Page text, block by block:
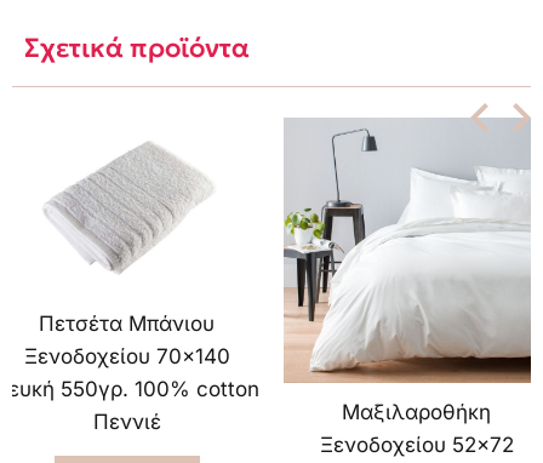
Σχετικά προϊόντα
Πετσέτα Mπάνιου
Ξενοδοχείου 70×140
550γρ. 100% cotton
Πεννιέ
Μαξιλαροθήκη
Ξενοδοχείου 52×72